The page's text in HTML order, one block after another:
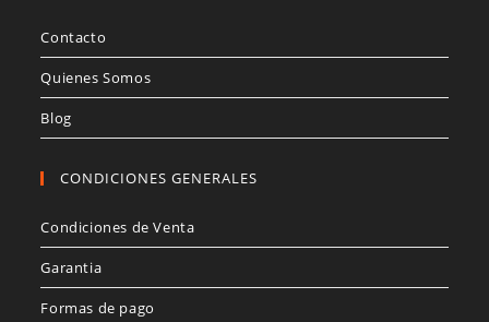
Contacto
Quienes Somos
Blog
CONDICIONES GENERALES
Condiciones de Venta
Garantia
Formas de pago